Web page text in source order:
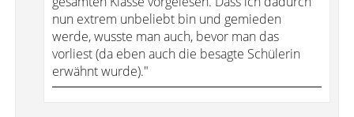
nun extrem unbeliebt bin und gemieden
werde, wusste man auch, bevor man das
vorliest (da eben auch die besagte Schülerin
erwähnt wurde)."